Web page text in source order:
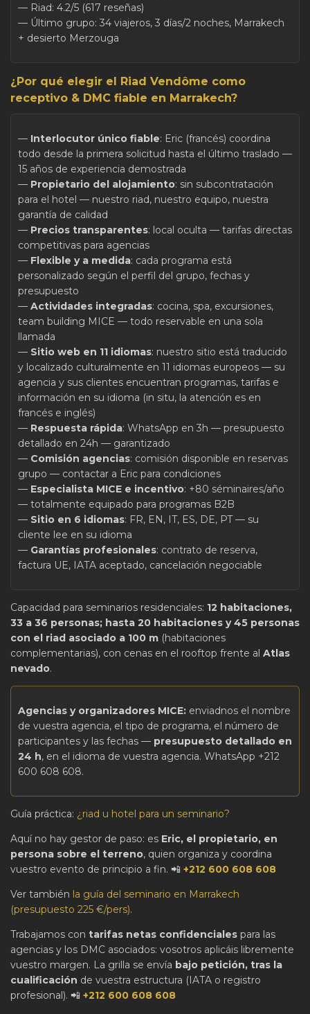
— Riad: 4.2/5 (617 reseñas)
— Último grupo: 34 viajeros, 3 días/2 noches, Marrakech
+ desierto Merzouga
¿Por qué elegir el Riad Vendôme como
receptivo & DMC fiable en Marrakech?
— Interlocutor único fiable: Eric (francés) coordina
todo desde la primera solicitud hasta el último traslado —
15 años de experiencia demostrada
— Propietario del alojamiento: sin subcontratación
para el hotel — nuestro riad, nuestro equipo, nuestra
garantía de calidad
— Precios transparentes: local oculta — tarifas directas
competitivas para agencias
— Flexible y a medida: cada programa está
personalizado según el perfil del grupo, fechas y
presupuesto
— Actividades integradas: cocina, spa, excursiones,
team building MICE — todo reservable en una sola
llamada
— Sitio web en 11 idiomas: nuestro sitio está traducido
y localizado culturalmente en 11 idiomas europeos — su
agencia y sus clientes encuentran programas, tarifas e
información en su idioma (in situ, la atención es en
francés e inglés)
— Respuesta rápida: WhatsApp en 3h — presupuesto
detallado en 24h — garantizado
— Comisión agencias: comisión disponible en reservas
grupo — contactar a Eric para condiciones
— Especialista MICE e incentivo: +80 séminaires/año
— totalmente equipado para programas B2B
— Sitio en 6 idiomas: FR, EN, IT, ES, DE, PT — su
cliente lee en su idioma
— Garantías profesionales: contrato de reserva,
factura UE, IATA aceptado, cancelación negociable
Capacidad para seminarios residenciales: 12 habitaciones,
33 a 36 personas; hasta 20 habitaciones y 45 personas
con el riad asociado a 100 m (habitaciones
complementarias), con cenas en el rooftop frente al Atlas
nevado.
Agencias y organizadores MICE: enviadnos el nombre
de vuestra agencia, el tipo de programa, el número de
participantes y las fechas — presupuesto detallado en
24 h, en el idioma de vuestra agencia. WhatsApp +212
600 608 608.
Guía práctica: ¿riad u hotel para un seminario?
Aquí no hay gestor de paso: es Eric, el propietario, en
persona sobre el terreno, quien organiza y coordina
vuestro evento de principio a fin. 📲 +212 600 608 608
Ver también la guía del seminario en Marrakech
(presupuesto 225 €/pers).
Trabajamos con tarifas netas confidenciales para las
agencias y los DMC asociados: vosotros aplicáis libremente
vuestro margen. La grilla se envía bajo petición, tras la
cualificación de vuestra estructura (IATA o registro
profesional). 📲 +212 600 608 608